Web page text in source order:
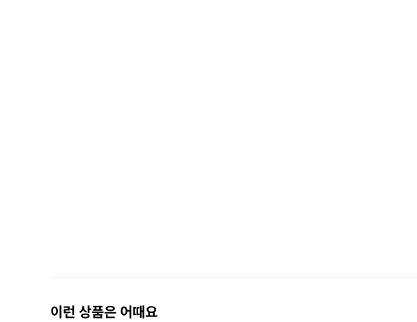
이런 상품은 어때요